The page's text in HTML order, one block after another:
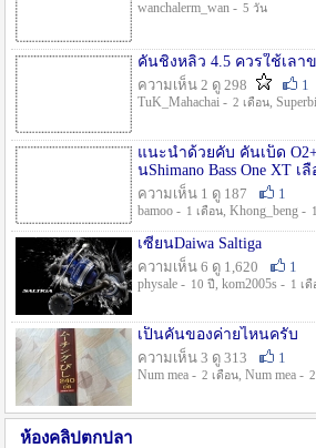
wanchalerm_wan - 5 วัน
คันชิงหลิว 4.5 ควรใช้เลา
ความเห็น 2 ดู 298
1
TuK_Mahachai - 2 เดือน,
แนะนำด้วยคับ คันเบ็ด
นShimano Bass One XT เลื
ความเห็น 1 ดู 187
1
bamoo - 1 เดือน, Khong_beng -
เซียนDaiwa Saltiga
ความเห็น 6 ดู 1,620
1
physale - 10 ปี , kom2005s - 1 เดื
เป็นคันของค่ายไหนครับ
ความเห็น 3 ดู 313
1
Num mea - 2 เดือน, Num mea -
ห้องคลิปตกปลา